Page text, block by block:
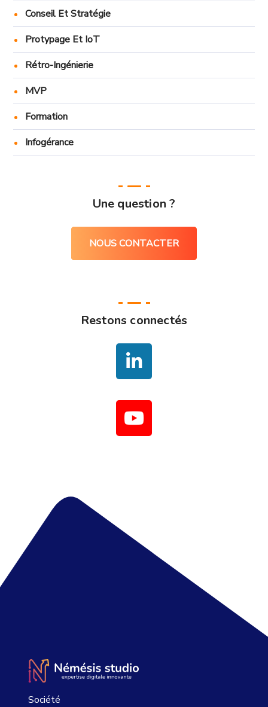
Conseil Et Stratégie
Protypage Et IoT
Rétro-Ingénierie
MVP
Formation
Infogérance
Une question ?
NOUS CONTACTER
Restons connectés
Société